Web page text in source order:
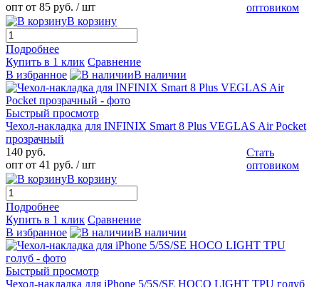
опт от 85 руб. / шт
оптовиком
В корзину
Подробнее
Купить в 1 клик Сравнение
В избранное
В наличии
Быстрый просмотр
Чехол-накладка для INFINIX Smart 8 Plus VEGLAS Air Pocket
прозрачный
140 руб.
опт от 41 руб. / шт
Стать
оптовиком
В корзину
Подробнее
Купить в 1 клик Сравнение
В избранное
В наличии
Быстрый просмотр
Чехол-накладка для iPhone 5/5S/SE HOCO LIGHT TPU голуб